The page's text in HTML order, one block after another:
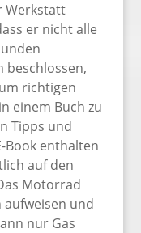
Werkstatt
er nicht alle
beschlossen,
richtigen
einem Buch zu
Tipps und
Book enthalten
auf den
Motorrad
aufweisen und
nur Gas